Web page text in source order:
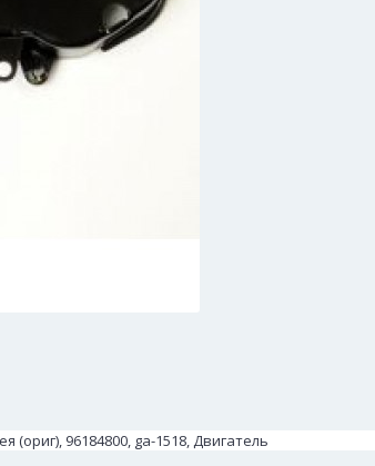
(ориг), 96184800, ga-1518, Двигатель